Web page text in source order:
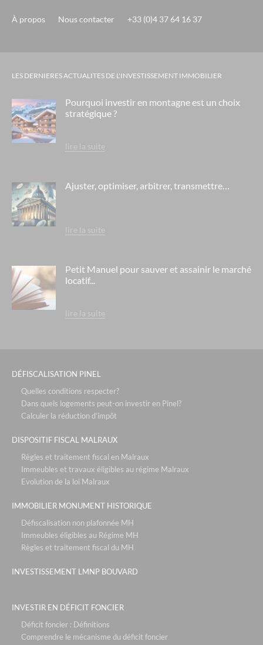
À propos Nous contacter +33 (0)4 37 64 16 37
LES DERNIERES ACTUALITES DE L'INVESTISSEMENT IMMOBILIER
Pourquoi investir en montagne est un choix
stratégique ?
lire la suite
Ajuster, optimiser, arbitrer, transmettre…
lire la suite
Petit Manuel pour sauver et assainir le marché
locatif...
lire la suite
DÉFISCALISATION PINEL
Quelles conditions respecter?
Dans quels logements peut-on investir en Pinel?
Calculer la réduction d’impôt
DISPOSITIF FISCAL MALRAUX
Règles et traitement fiscal en Malraux
Immeubles et travaux éligibles au régime Malraux
Evolution de la loi Malraux
IMMOBILIER MONUMENT HISTORIQUE
Défiscalisation non plafonnée MH
Immeubles éligibles au Régime MH
Règles et traitement fiscal du MH
INVESTISSEMENT LMNP BOUVARD
INVESTIR EN DÉFICIT FONCIER
Déficit foncier : Définitions
Comprendre le mécanisme du déficit foncier